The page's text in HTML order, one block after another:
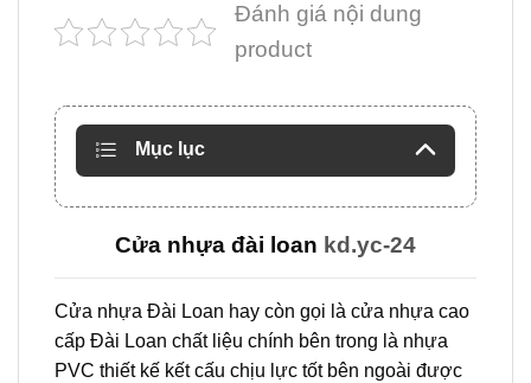
Đánh giá nội dung
product
Mục lục
Cửa nhựa đài loan kd.yc-24
Cửa nhựa Đài Loan hay còn gọi là cửa nhựa cao
cấp Đài Loan chất liệu chính bên trong là nhựa
PVC thiết kế kết cấu chịu lực tốt bên ngoài được